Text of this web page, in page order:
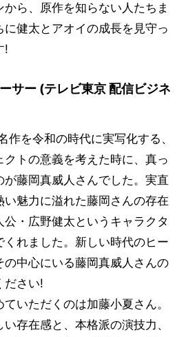
ら、原作を知らない人たちま
健太とアオイの成長を見守っ
!
サー (テレビ東京 配信ビジネ
作を令和の時代に実写化する、
トの意義を考えた時に、真っ
藤岡真威人さんでした。実直
魅力に溢れた藤岡さんの存在
・広野健太というキャラクタ
れました。新しい時代のヒー
の中心にいる藤岡真威人さんの
ださい!
いただくのは加藤小夏さん。
存在感と、本格派の演技力、